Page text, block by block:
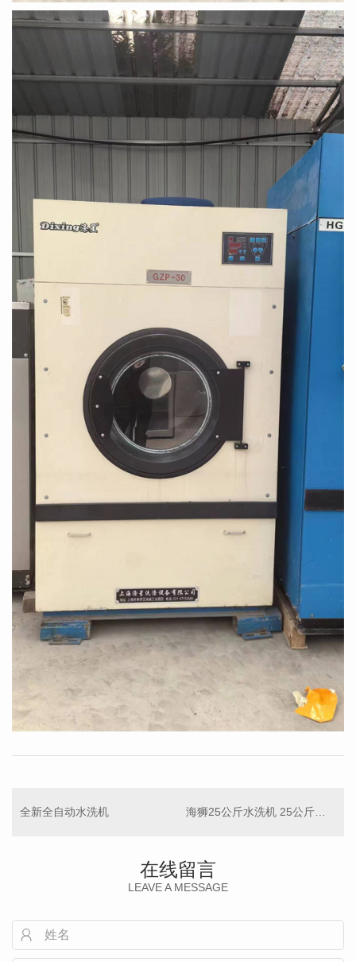
全新全自动水洗机 海狮25公斤水洗机 25公斤烘干机
在线留言
LEAVE A MESSAGE